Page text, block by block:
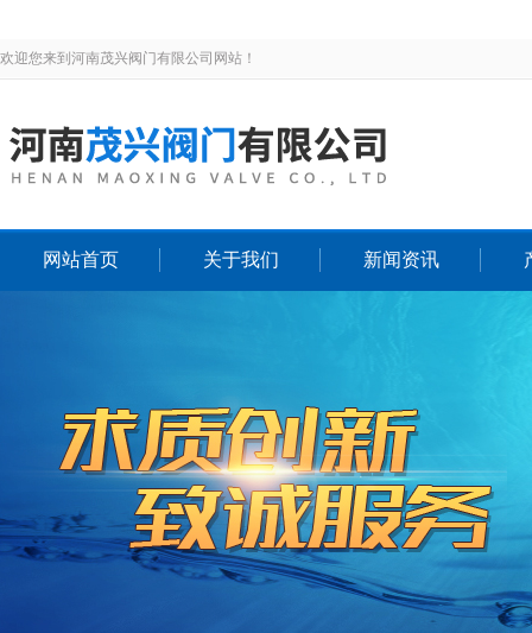
欢迎您来到河南茂兴阀门有限公司网站！
网站首页 关于我们 新闻资讯